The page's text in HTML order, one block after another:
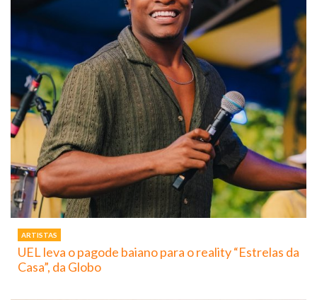
ARTISTAS
UEL leva o pagode baiano para o reality “Estrelas da
Casa”, da Globo